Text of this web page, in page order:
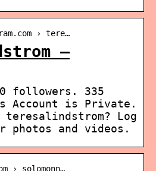
› tere…
–
followers. 335
Account is Private.
Log
and videos.
› solomonn…